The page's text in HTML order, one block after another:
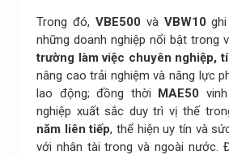
Trong đó, VBE500 vàVBW10
những doanh nghiệp nổi bật trong
trường làm việc chuyên nghiệp,
nâng cao trải nghiệm và năng lực
lao động; đồng thời MAE50
nghiệp xuất sắc duy trì vị thế
năm liên tiếp, thể hiện uy tín và
với nhân tài trong và ngoài nước.